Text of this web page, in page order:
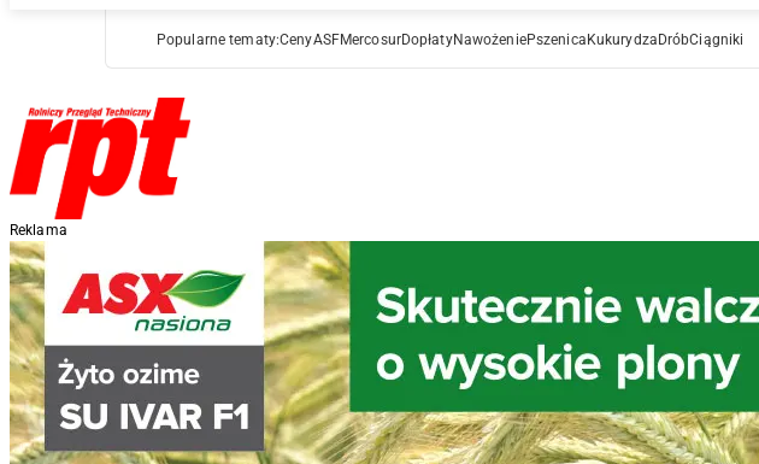
Popularne tematy:CenyASFMercosurDopłatyNawożeniePszenica Kukurydza DróbCiągniki
Reklama